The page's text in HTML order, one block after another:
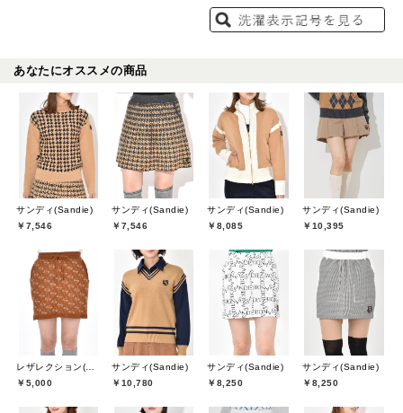
あなたにオススメの商品
サンディ(Sandie)
￥7,546
サンディ(Sandie)
￥7,546
サンディ(Sandie)
￥8,085
サンディ(Sandie)
￥10,395
￥5,000
サンディ(Sandie)
￥10,780
サンディ(Sandie)
￥8,250
サンディ(Sandie)
￥8,250